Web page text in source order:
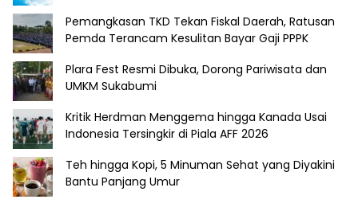
Pemangkasan TKD Tekan Fiskal Daerah, Ratusan
Pemda Terancam Kesulitan Bayar Gaji PPPK
Plara Fest Resmi Dibuka, Dorong Pariwisata dan
UMKM Sukabumi
Kritik Herdman Menggema hingga Kanada Usai
Indonesia Tersingkir di Piala AFF 2026
Teh hingga Kopi, 5 Minuman Sehat yang Diyakini
Bantu Panjang Umur